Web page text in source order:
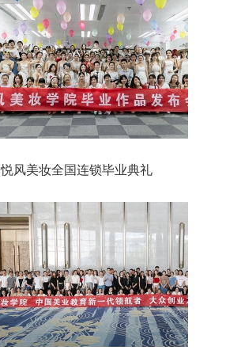
悦风美妆全国连锁毕业典礼